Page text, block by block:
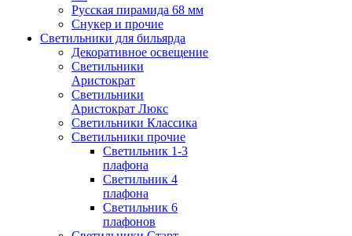
Русская пирамида 68 мм
Снукер и прочие
Светильники для бильярда
Декоративное освещение
Светильники
Аристократ
Светильники
Аристократ Люкс
Светильники Классика
Светильники прочие
Светильник 1-3
плафона
Светильник 4
плафона
Светильник 6
плафонов